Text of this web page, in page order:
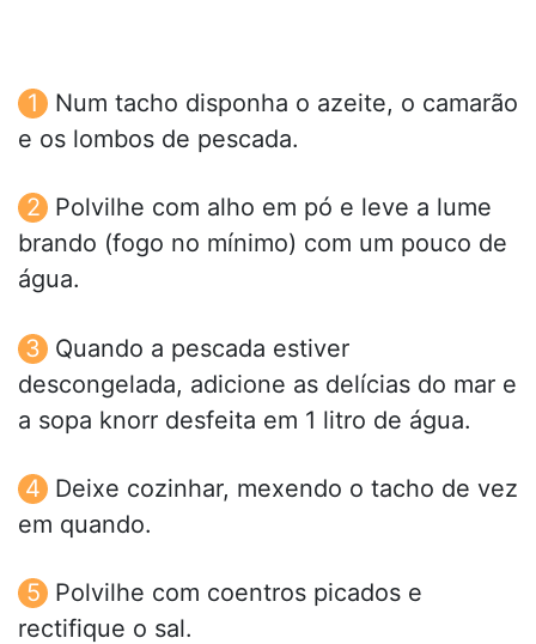
Num tacho disponha o azeite, o camarão
e os lombos de pescada.
Polvilhe com alho em pó e leve a lume
brando (fogo no mínimo) com um pouco de
água.
Quando a pescada estiver
descongelada, adicione as delícias do mar e
a sopa knorr desfeita em 1 litro de água.
Deixe cozinhar, mexendo o tacho de vez
em quando.
Polvilhe com coentros picados e
rectifique o sal.